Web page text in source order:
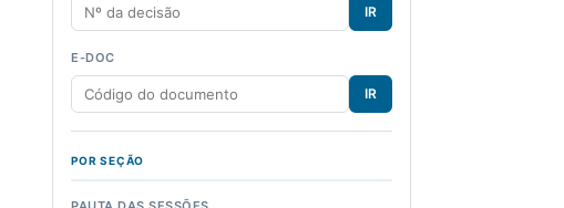
IR
E-DOC
IR
POR SEÇÃO